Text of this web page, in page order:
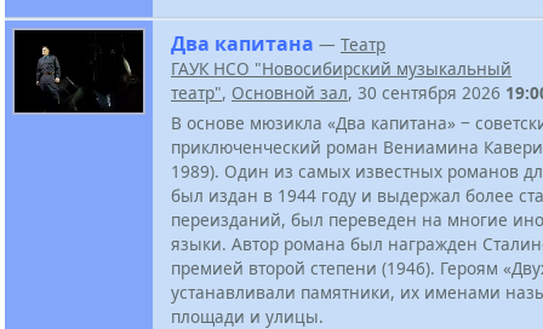
Два капитана — Театр
ГАУК НСО "Новосибирский музыкальный
театр", Основной зал, 30 сентября 2026
В основе мюзикла «Два капитана» ‒
приключенческий роман Вениамина
1989). Один из самых известных романов
был издан в 1944 году и выдержал более ста
переизданий, был переведен на многие
языки. Автор романа был награжден
премией второй степени (1946). Героям
устанавливали памятники, их именами
площади и улицы.